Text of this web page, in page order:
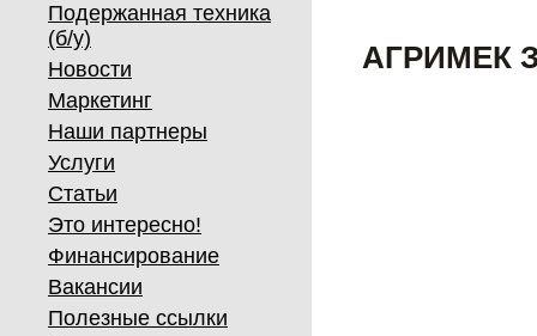
Подержанная техника
(б/у)
Новости
Маркетинг
Наши партнеры
Услуги
Статьи
Это интересно!
Финансирование
Вакансии
Полезные ссылки
АГРИМЕК